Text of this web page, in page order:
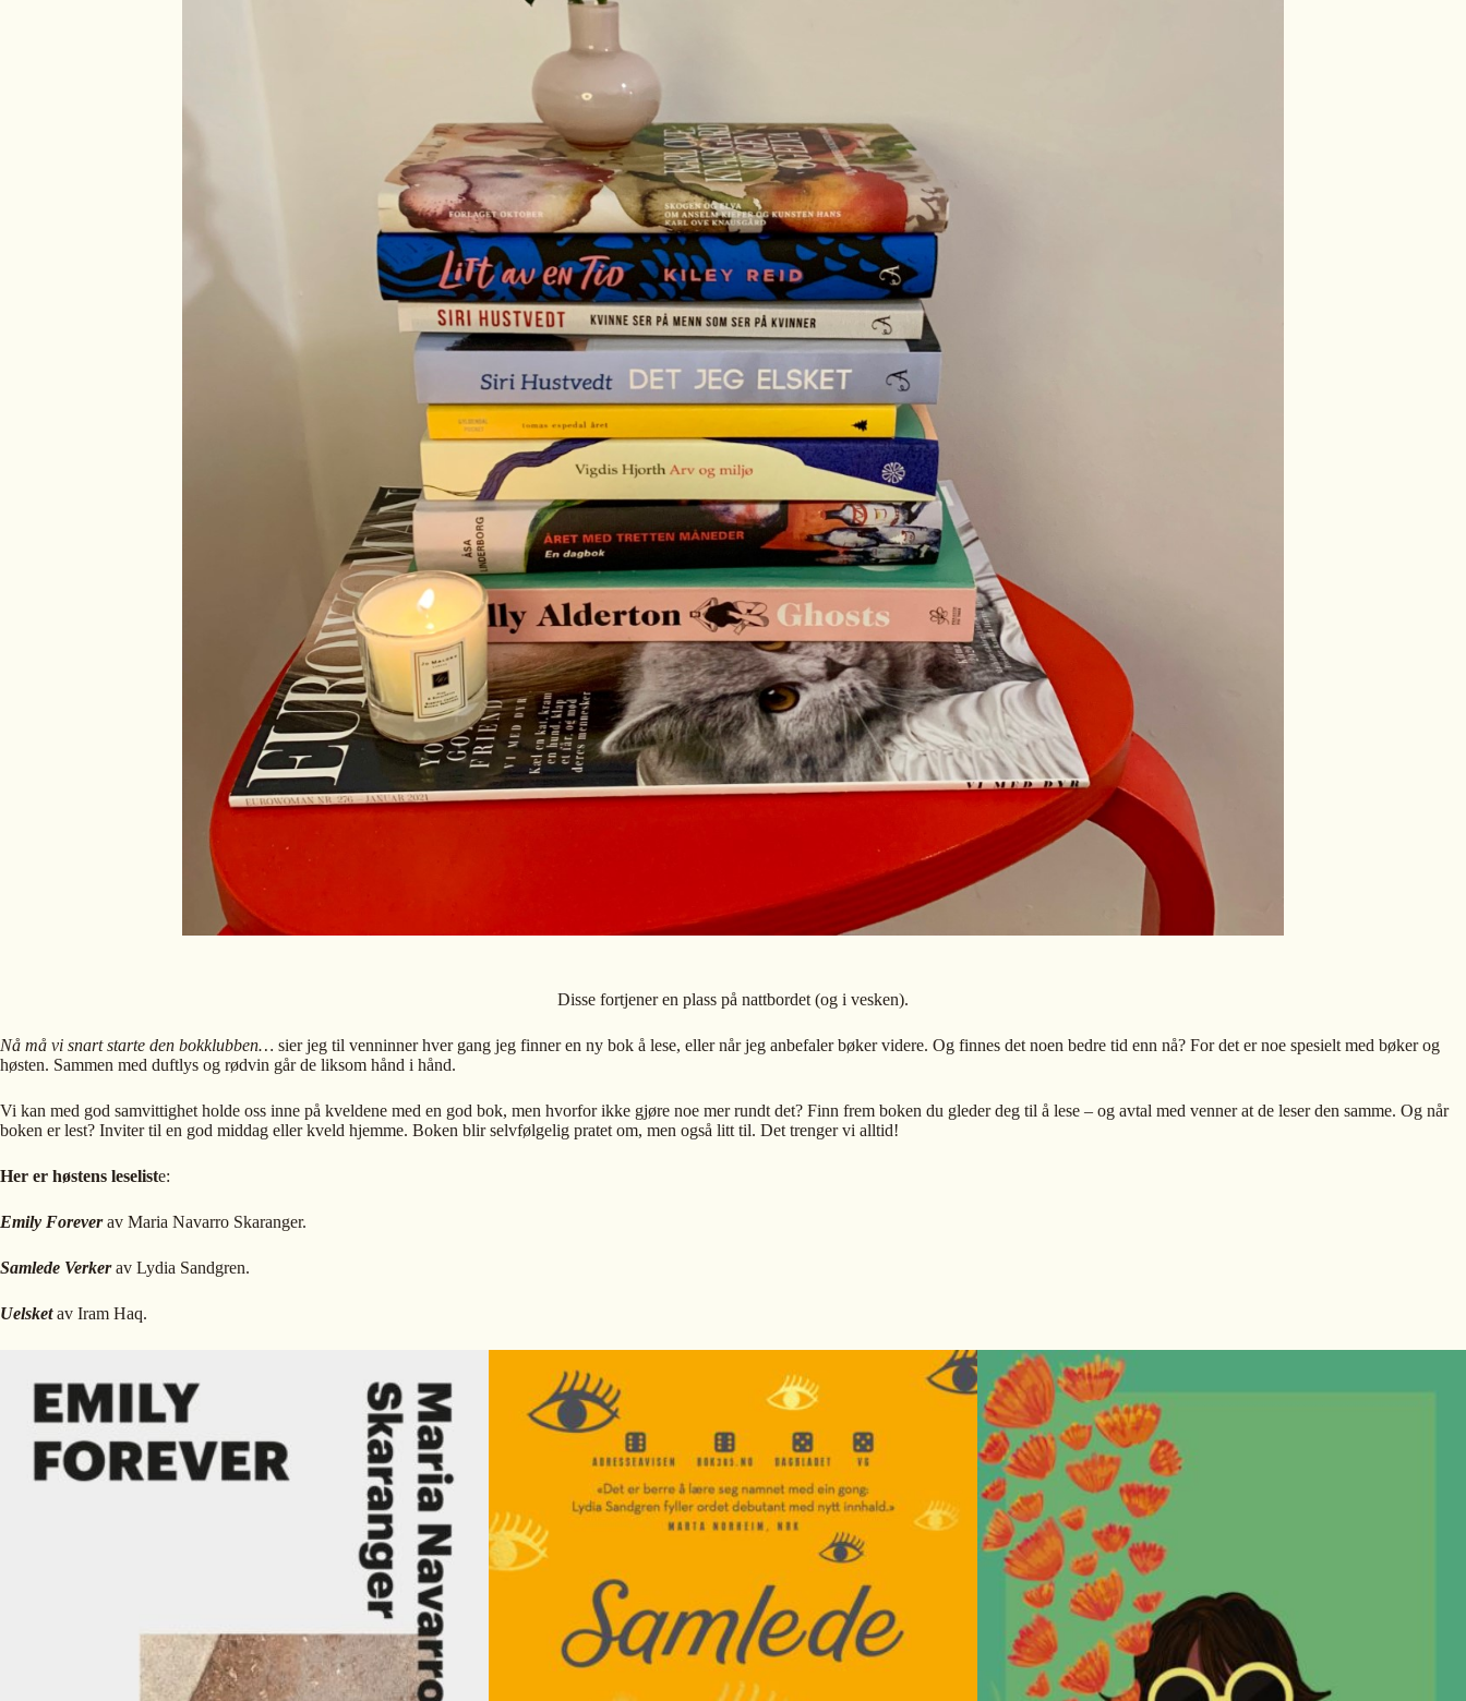
Disse fortjener en plass på nattbordet (og i vesken).
Nå må vi snart starte den bokklubben… sier jeg til venninner hver gang jeg finner en ny bok å lese, eller når jeg anbefaler bøker videre. Og finnes det noen bedre tid enn nå? For det er noe spesielt med bøker og
høsten. Sammen med duftlys og rødvin går de liksom hånd i hånd.
Vi kan med god samvittighet holde oss inne på kveldene med en god bok, men hvorfor ikke gjøre noe mer rundt det? Finn frem boken du gleder deg til å lese – og avtal med venner at de leser den samme. Og når
boken er lest? Inviter til en god middag eller kveld hjemme. Boken blir selvfølgelig pratet om, men også litt til. Det trenger vi alltid!
Her er høstens leseliste:
Emily Foreverav Maria Navarro Skaranger.
Samlede Verkerav Lydia Sandgren.
Uelsketav Iram Haq.